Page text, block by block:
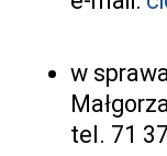
w
tel. 71